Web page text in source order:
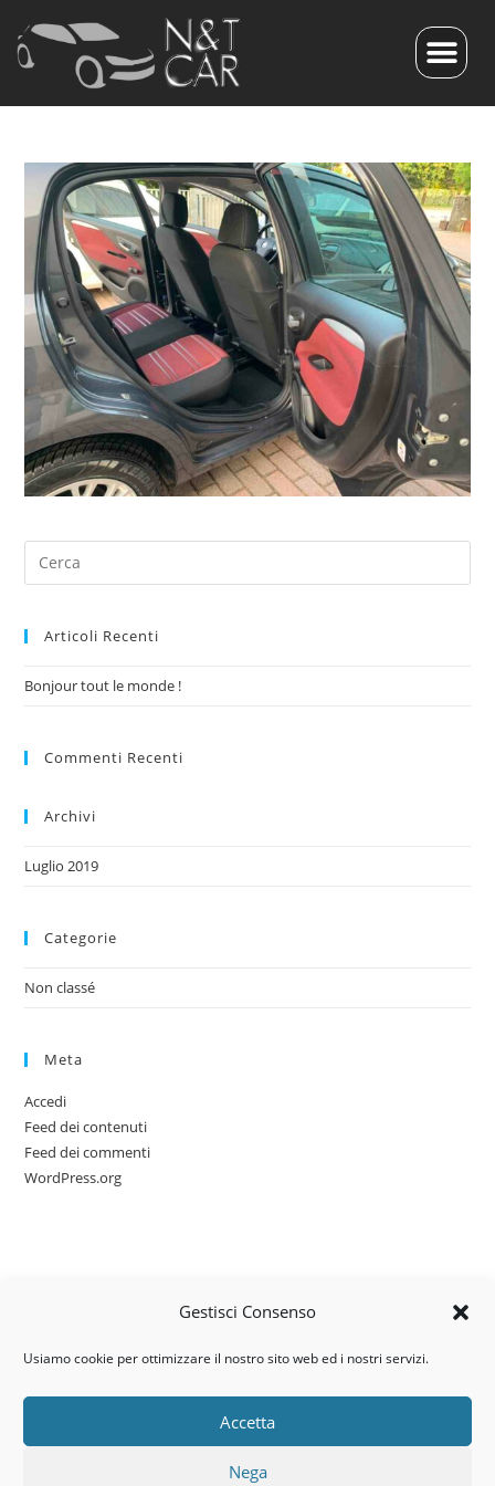
Gestisci Consenso
Usiamo cookie per ottimizzare il nostro sito web ed i nostri servizi.
Accetta
Nega
Articoli Recenti
Bonjour tout le monde !
Commenti Recenti
Archivi
Luglio 2019
Categorie
Non classé
Meta
Accedi
Feed dei contenuti
Feed dei commenti
WordPress.org
Via dell’artigianato, 14 – 31030